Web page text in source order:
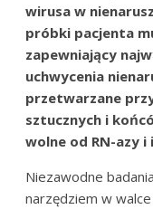
wirusa w
próbki pacjenta
zapewniający
uchwycenia
przetwarzane
sztucznych i
wolne od RN-azy i
Niezawodne
narzędziem w